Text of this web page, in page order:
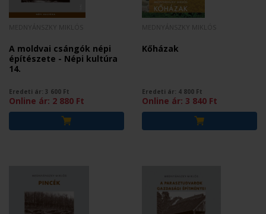
A moldvai csángók népi
építészete - Népi kultúra
14.
Eredeti ár: 3 600 Ft
Online ár: 2 880 Ft
Kőházak
Eredeti ár: 4 800 Ft
Online ár: 3 840 Ft